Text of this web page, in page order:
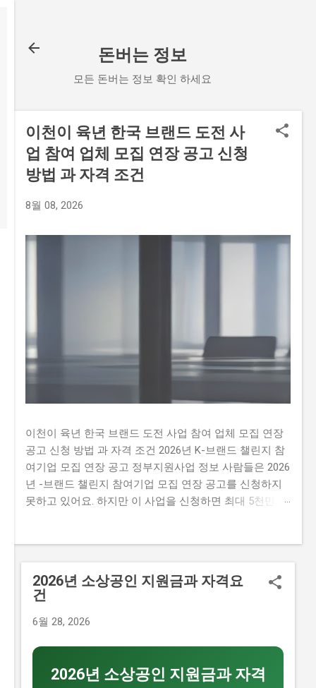
돈버는 정보
모든 돈버는 정보 확인 하세요
이천이 육년 한국 브랜드 도전 사
업 참여 업체 모집 연장 공고 신청
방법 과 자격 조건
8월 08, 2026
이천이 육년 한국 브랜드 도전 사업 참여 업체 모집 연장
공고 신청 방법 과 자격 조건 2026년 K-브랜드 챌린지 참
여기업 모집 연장 공고 정부지원사업 정보 사람들은 2026
년 -브랜드 챌린지 참여기업 모집 연장 공고를 신청하지
못하고 있어요. 하지만 이 사업을 신청하면 최대 5천만 원
롭다는 생각이 많이 있습니다. 둘째, 지원금액이 많지 않
아 실질적인 도움이 되지 않을 것이라는 생각이 있습니다.
마지막으로,신청 방법이 복잡하여 접수하기 어렵다는 생
에서는 2026년 -브랜드 챌린지 참여기업 모집 연장 공고
를 신청할 수 있는 방법과 자격요건을 구체적으로 설명하
2026년 소상공인 지원금과 자격요
건
6월 28, 2026
2026년 소상공인 지원금과 자격